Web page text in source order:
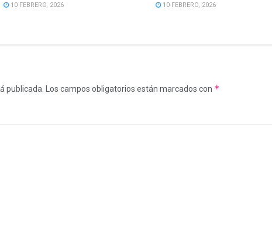
10 FEBRERO, 2026 10 FEBRERO, 2026
publicada. Los campos obligatorios están marcados con *